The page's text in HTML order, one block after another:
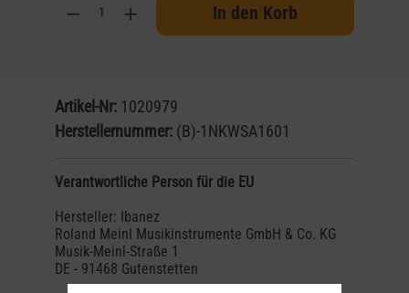
In den Korb
Artikel-Nr: 1020979
Herstellernummer: (B)-1NKWSA1601
Verantwortliche Person für die EU
Hersteller: Ibanez
Roland Meinl Musikinstrumente GmbH & Co. KG
Musik-Meinl-Straße 1
DE - 91468 Gutenstetten